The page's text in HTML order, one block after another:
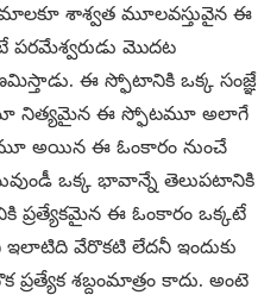
శాశ్వత మూలవస్తువైన ఈ
పరమేశ్వరుడు మొదట
ఈ స్ఫోటానికి ఒక్క సంజ్ఞే
నిత్యమైన ఈ స్ఫోటమూ అలాగే
అయిన ఈ ఓంకారం నుంచే
ఒక్క భావాన్నే తెలుపటానికి
ప్రత్యేకమైన ఈ ఓంకారం ఒక్కటే
ఇలాటిది వేరొకటి లేదనీ ఇందుకు
శబ్దంమాత్రం కాదు. అంటె